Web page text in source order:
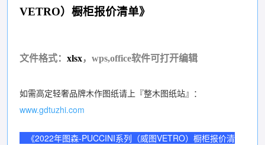
VETRO）橱柜报价清单》
文件格式： xlsx，wps,office软件可打开编辑
如需高定轻奢品牌木作图纸请上『整木图纸站』：
www.gdtuzhi.com
《2022年图森-PUCCINI系列（威图VETRO）橱柜报价清